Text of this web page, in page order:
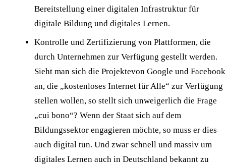
Bereitstellung einer digitalen Infrastruktur für
digitale Bildung und digitales Lernen.
Kontrolle und Zertifizierung von Plattformen, die
durch Unternehmen zur Verfügung gestellt werden.
Sieht man sich die Projektevon Google und Facebook
an, die „kostenloses Internet für Alle“ zur Verfügung
stellen wollen, so stellt sich unweigerlich die Frage
„cui bono“? Wenn der Staat sich auf dem
Bildungssektor engagieren möchte, so muss er dies
auch digital tun. Und zwar schnell und massiv um
digitales Lernen auch in Deutschland bekannt zu